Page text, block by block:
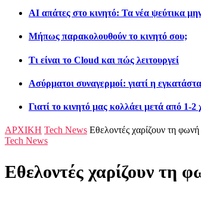
AI απάτες στο κινητό: Τα νέα ψεύτικα
Μήπως παρακολουθούν το κινητό σου;
Τι είναι το Cloud και πώς λειτουργεί
Ασύρματοι συναγερμοί: γιατί η
Γιατί το κινητό μας κολλάει μετά από 1-2
ΑΡΧΙΚΗ Tech News Εθελοντές χαρίζουν τη
Tech News
Εθελοντές χαρίζουν τη